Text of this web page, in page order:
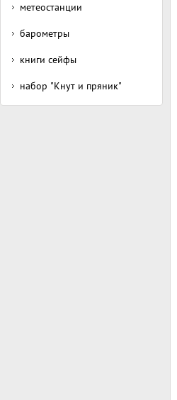
метеостанции
барометры
книги сейфы
набор "Кнут и пряник"